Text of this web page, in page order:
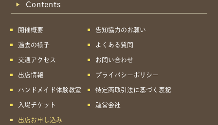
Contents
開催概要
過去の様子
交通アクセス
出店情報
ハンドメイド体験教室
入場チケット
出店お申し込み
告知協力のお願い
よくある質問
お問い合わせ
プライバシーポリシー
特定商取引法に基づく表記
運営会社